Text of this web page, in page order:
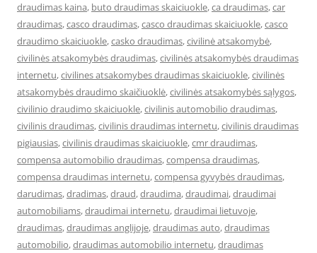
draudimas kaina, buto draudimas skaiciuokle,ca draudimas,car
draudimas,casco draudimas,casco draudimas skaiciuokle,casco
draudimo skaiciuokle,casko draudimas,civilinė atsakomybė,
civilinės atsakomybės draudimas,civilinės atsakomybės draudimas
internetu,civilines atsakomybes draudimas skaiciuokle,civilinės
atsakomybės draudimo skaičiuoklė,civilinės atsakomybės sąlygos,
civilinio draudimo skaiciuokle,civilinis automobilio draudimas,
civilinis draudimas,civilinis draudimas internetu,civilinis draudimas
pigiausias,civilinis draudimas skaiciuokle,cmr draudimas,
compensa automobilio draudimas,compensa draudimas,
compensa draudimas internetu,compensa gyvybės draudimas,
darudimas,dradimas,draud,draudima,draudimai,draudimai
automobiliams,draudimai internetu,draudimai lietuvoje,
draudimas,draudimas anglijoje,draudimas auto,draudimas
automobilio,draudimas automobilio internetu,draudimas